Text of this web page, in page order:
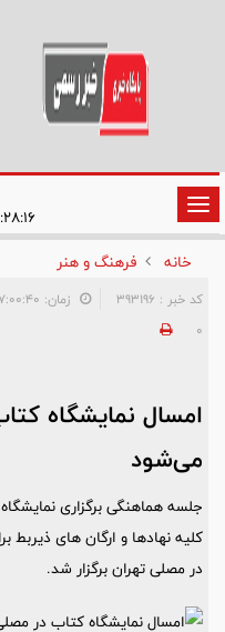
تغییر
وضعیت
ناوبری
خانه
فرهنگ و هنر
کد خبر : 393196 زمان: ۱۷:۰۰:۴۰ - تاریخ: ۱۳۹۶/۱۲/۰۷
0
امسال نمایشگاه
می‌شود
جلسه هماهنگی برگزاری
کلیه نهادها و ارگان های ذیربط
در مصلی تهران برگزار شد.